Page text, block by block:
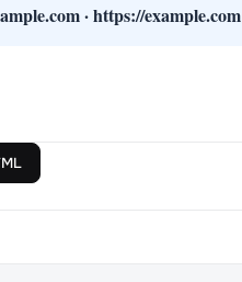
· https://example.com